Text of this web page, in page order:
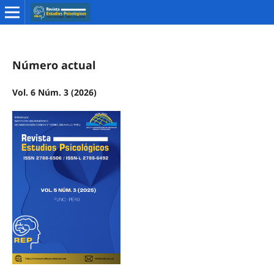
Número actual
Vol. 6 Núm. 3 (2026)